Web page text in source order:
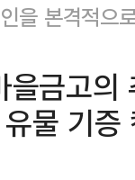
을 본격적
금고
물 기